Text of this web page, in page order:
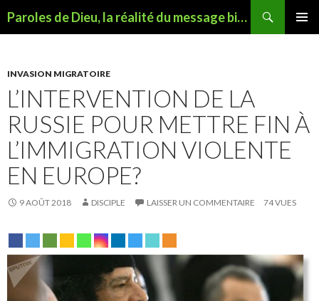
Paroles de Dieu, la réalité du message biblique
INVASION MIGRATOIRE
L’INTERVENTION DE LA
RUSSIE POUR METTRE FIN À
L’IMMIGRATION VIOLENTE
EN EUROPE?
9 AOÛT 2018 DISCIPLE LAISSER UN COMMENTAIRE 74 VUES